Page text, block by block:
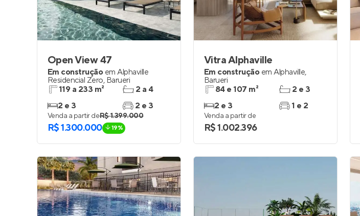
Open View 47
Em construção em Alphaville
Residencial Zero, Barueri
119 a 233 m²
2 e 3
2 a 4
2 e 3
Venda a partir deR$ 1.399.000
R$ 1.300.000 19%
Vitra Alphaville
Em construção em Alphaville,
Barueri
84 e 107 m²
2 e 3
2 e 3
1 e 2
Venda a partir de
R$ 1.002.396